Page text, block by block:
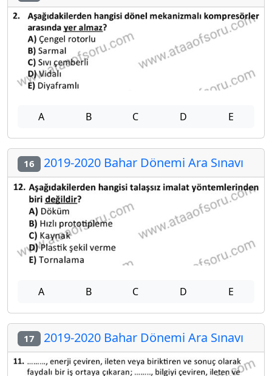
A B C D E
16 2019-2020 Bahar Dönemi Ara Sınavı
A B C D E
17 2019-2020 Bahar Dönemi Ara Sınavı